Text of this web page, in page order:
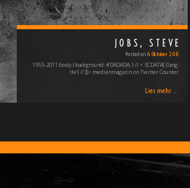
JOBS, STEVE
Posted on 6. Oktober 2011
1955-2011 body { background: #DADADA; } // < ![CDATA[ {lang:
'de'} // ]]> medienmagazin on Twitter Counter
Lies mehr ...